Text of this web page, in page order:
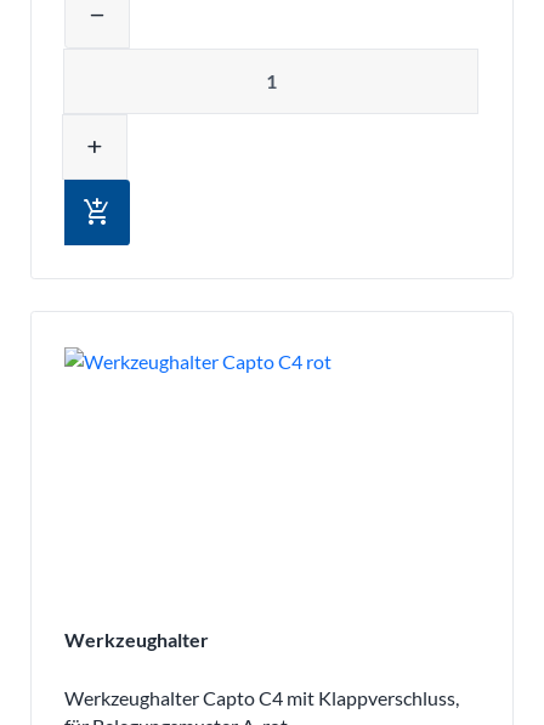
remove
add
add_shopping_cart
Werkzeughalter
Werkzeughalter Capto C4 mit Klappverschluss,